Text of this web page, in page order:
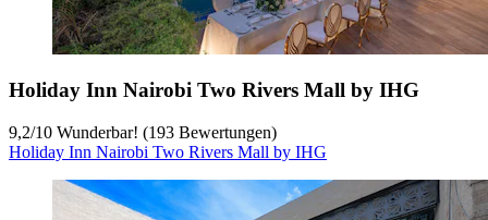
Holiday Inn Nairobi Two Rivers Mall by IHG
9,2/10 Wunderbar! (193 Bewertungen)
Holiday Inn Nairobi Two Rivers Mall by IHG